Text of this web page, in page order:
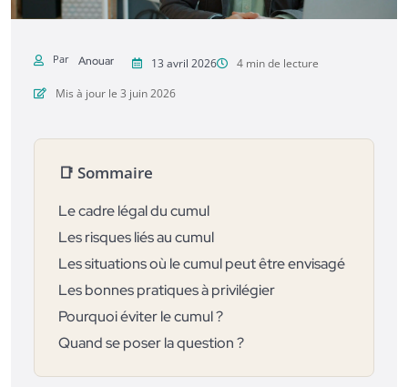
Par Anouar 13 avril 2026
4 min de lecture
Mis à jour le 3 juin 2026
📑 Sommaire
Le cadre légal du cumul
Les risques liés au cumul
Les situations où le cumul peut être envisagé
Les bonnes pratiques à privilégier
Pourquoi éviter le cumul ?
Quand se poser la question ?